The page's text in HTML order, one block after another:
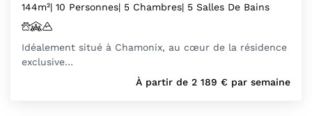
144m²| 10 Personnes| 5 Chambres| 5 Salles De Bains
Idéalement situé à Chamonix, au cœur de la résidence
exclusive…
À partir de 2 189 € par semaine